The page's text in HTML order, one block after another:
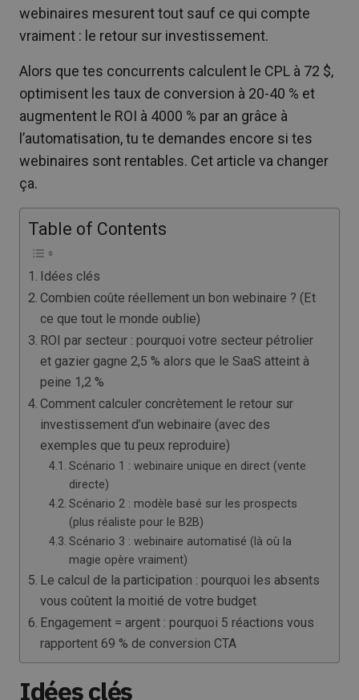
webinaires mesurent tout sauf ce qui compte
vraiment : le retour sur investissement.
Alors que tes concurrents calculent le CPL à 72 $,
optimisent les taux de conversion à 20-40 % et
augmentent le ROI à 4000 % par an grâce à
l’automatisation, tu te demandes encore si tes
webinaires sont rentables. Cet article va changer
ça.
Table of Contents
Idées clés
Combien coûte réellement un bon webinaire ? (Et
ce que tout le monde oublie)
ROI par secteur : pourquoi votre secteur pétrolier
et gazier gagne 2,5 % alors que le SaaS atteint à
peine 1,2 %
Comment calculer concrètement le retour sur
investissement d’un webinaire (avec des
exemples que tu peux reproduire)
Scénario 1 : webinaire unique en direct (vente
directe)
Scénario 2 : modèle basé sur les prospects
(plus réaliste pour le B2B)
Scénario 3 : webinaire automatisé (là où la
magie opère vraiment)
Le calcul de la participation : pourquoi les absents
vous coûtent la moitié de votre budget
Engagement = argent : pourquoi 5 réactions vous
rapportent 69 % de conversion CTA
Idées clés